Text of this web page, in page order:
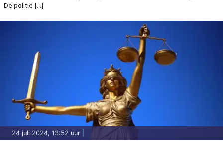
De politie [...]
24 juli 2024, 13:52 uur